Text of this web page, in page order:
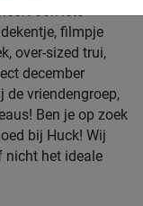
filmpje
over-sized trui,
december
de vriendengroep,
Ben je op zoek
bij Huck! Wij
nicht het ideale